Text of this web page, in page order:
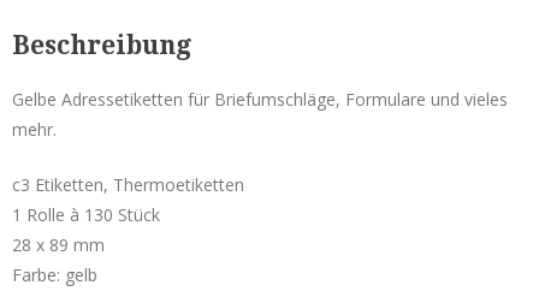
LEASING Epson
Hofläden
Beschreibung
Gelbe Adressetiketten für Briefumschläge, Formulare und vieles
mehr.
c3 Etiketten, Thermoetiketten
1 Rolle à 130 Stück
28 x 89 mm
Farbe: gelb